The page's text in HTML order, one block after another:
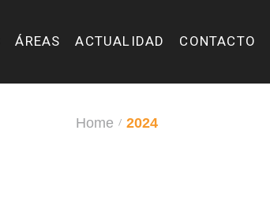
ÁREAS ACTUALIDAD CONTACTO
Home / 2024